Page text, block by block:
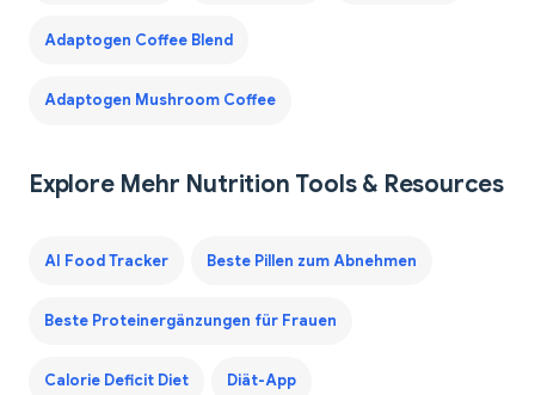
Adaptogen Coffee Blend
Adaptogen Mushroom Coffee
Explore Mehr Nutrition Tools & Resources
AI Food Tracker Beste Pillen zum Abnehmen
Beste Proteinergänzungen für Frauen
Calorie Deficit Diet Diät-App